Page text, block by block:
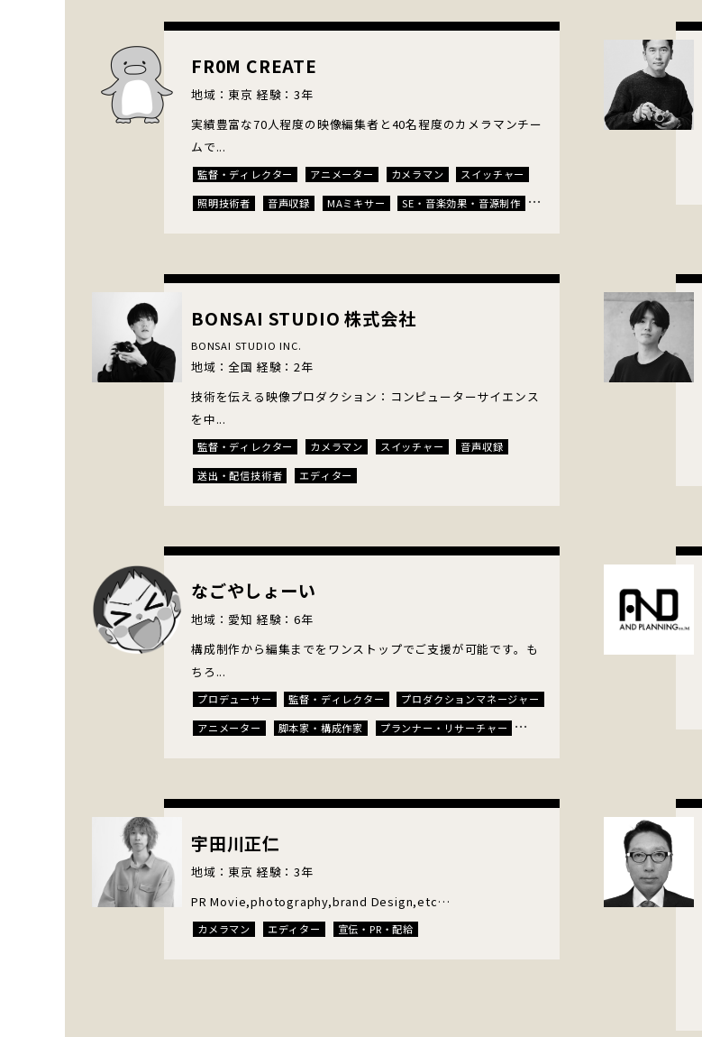
FR0M CREATE
地域：東京 経験：3年
実績豊富な70人程度の映像編集者と40名程度のカメラマンチー
ムで...
監督・ディレクター アニメーター カメラマン
スイッチャー
照明技術者
音声収録 MAミキサー
SE・音楽効果・音源制作
エディター
CGアーティスト
VFXクリエイター
BONSAI STUDIO 株式会社
BONSAI STUDIO INC.
地域：全国 経験：2年
技術を伝える映像プロダクション：コンピューターサイエンス
を中...
監督・ディレクター カメラマン スイッチャー
音声収録
送出・配信技術者
エディター
なごやしょーい
地域：愛知 経験：6年
構成制作から編集までをワンストップでご支援が可能です。も
ちろ...
プロデューサー 監督・ディレクター
プロダクションマネージャー
アニメーター
脚本家・構成作家
プランナー・リサーチャー
イラストレーター
MAミキサー
SE・音楽効果・音源制作
宇田川正仁
地域：東京 経験：3年
PR Movie,photography,brand Design,etc…
カメラマン エディター 宣伝・PR・配給